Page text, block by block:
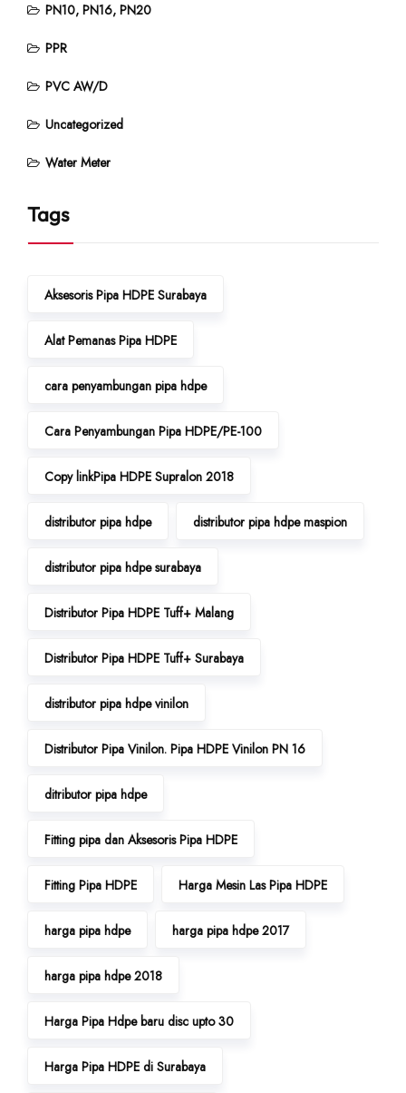
PN10, PN16, PN20
PPR
PVC AW/D
Uncategorized
Water Meter
Tags
Aksesoris Pipa HDPE Surabaya
Alat Pemanas Pipa HDPE
cara penyambungan pipa hdpe
Cara Penyambungan Pipa HDPE/PE-100
Copy linkPipa HDPE Supralon 2018
distributor pipa hdpe distributor pipa hdpe maspion
distributor pipa hdpe surabaya
Distributor Pipa HDPE Tuff+ Malang
Distributor Pipa HDPE Tuff+ Surabaya
distributor pipa hdpe vinilon
Distributor Pipa Vinilon. Pipa HDPE Vinilon PN 16
ditributor pipa hdpe
Fitting pipa dan Aksesoris Pipa HDPE
Fitting Pipa HDPE Harga Mesin Las Pipa HDPE
harga pipa hdpe harga pipa hdpe 2017
harga pipa hdpe 2018
Harga Pipa Hdpe baru disc upto 30
Harga Pipa HDPE di Surabaya